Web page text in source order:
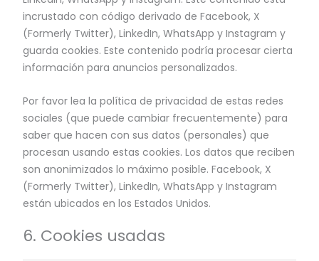
incrustado con código derivado de Facebook, X
(Formerly Twitter), LinkedIn, WhatsApp y Instagram y
guarda cookies. Este contenido podría procesar cierta
información para anuncios personalizados.
Por favor lea la política de privacidad de estas redes
sociales (que puede cambiar frecuentemente) para
saber que hacen con sus datos (personales) que
procesan usando estas cookies. Los datos que reciben
son anonimizados lo máximo posible. Facebook, X
(Formerly Twitter), LinkedIn, WhatsApp y Instagram
están ubicados en los Estados Unidos.
6. Cookies usadas